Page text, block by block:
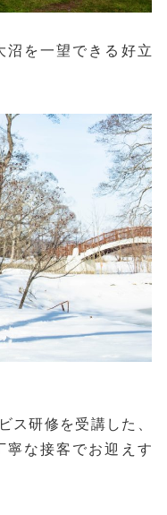
沼を一望できる好立
ス研修を受講した、
寧な接客でお迎えす